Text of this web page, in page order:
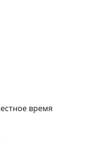
время